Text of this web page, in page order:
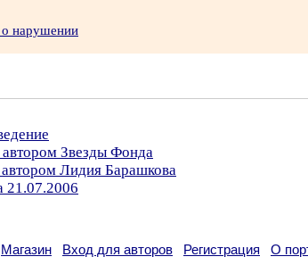
о нарушении
Звезды Фонда
Лидия Барашкова
21.07.2006
Магазин Вход для авторов Регистрация О